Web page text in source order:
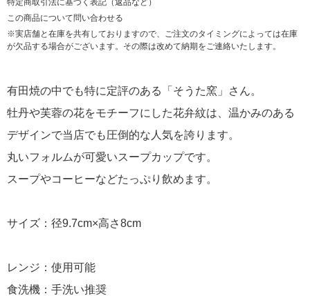
特定商取引法に基づく表記（返品など）
この商品について問い合わせる
※実店舗と在庫を共有しておりますので、ご注文のタイミングによっては在庫
が欠品する場合がございます。その際は改めて納期をご連絡いたします。
有田焼の中でも特に定評のある「そうた窯」さん。
牡丹や芙蓉の花をモチーフにした花弁紋は、温かみのある
デザインで当店でも圧倒的な人気を誇ります。
丸いフォルムが可愛いスープカップです。
スープやコーヒーなどたっぷり飲めます。
サイズ：径9.7cm×高さ8cm
レンジ：使用可能
食洗機：手洗い推奨